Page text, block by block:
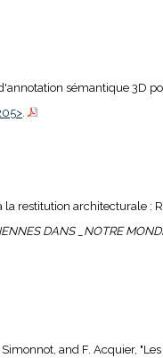
sémantique 3D
.
la restitution architecturale
DANS _NOTRE
and F. Acquier,